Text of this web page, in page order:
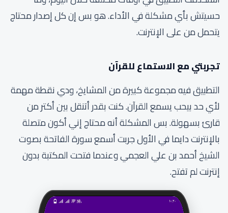
حسيتش بأي مشكلة في الأداء. هو بس إن كل إصدار محتاج
يتحمل من على الإنترنت.
تجربتي مع الاستماع للقرآن
التطبيق فيه مجموعة كبيرة من المشايخ، ودي نقطة مهمة
لأي حد بيحب يسمع القرآن. كنت بقدر أتنقل بين أكتر من
قارئ بسهولة. بس المشكلة أنه محتاج إني أكون متصلة
بالإنترنت دايما في الأول جربت أسمع سورة الفاتحة بصوت
الشيخ أحمد بن علي العجمي وعندما فتحت المكتبة بدون
إنترنت لم تفتح.